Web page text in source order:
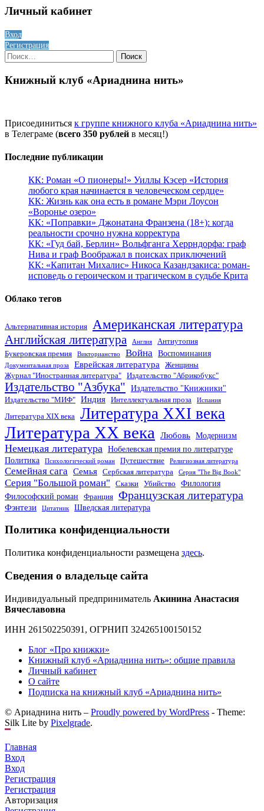
Личный кабинет
Вход
Регистрация
Найти:
Книжный клуб «Ариаднина нить»
Присоединиться к группе книжного клуба «Ариаднина нить»
в Телеграме (всего 350 рублей в месяц!)
Последние публикации
КК: Роман «О пионеры!» Уиллы Кэсер «История
любого края начинается в человеческом сердце»
КК: Жизнь как она есть в романе Мэри Лоусон
«Воронье озеро»
КК: «Поправки» Джонатана Франзена (18+): когда
реальности срочно нужна корректура
КК: «Гуд бай, Берлин» Вольфганга Херрндорфа: граф
Нива и граф Воображал в поисках приключений
КК: «Капитан Михалис» Никоса Казандзакиса: роман-
исповедь о героическом и трагическом в судьбе Крита
Облако тегов
Альтернативная история Американская литература
Английская литература Англия
Антиутопия
Букеровская премия
Викторианство Война Воспоминания
Документальная проза Еврейская литература
Женщины
Журнал "Иностранная литература"
Издательство "Абрикобукс"
Издательство "Азбука" Издательство "Книжники"
Издательство "МИФ" Индия Интеллектуальная проза Испания
Литература XIX века Литература XXI века
Литература XX века Любовь Модернизм
Немецкая литература
Нобелевская премия по литературе
Политика
Психологический роман Путешествие Религиозная литература
Семейная сага Семья Сербская литература Серия "The Big Book"
Серия "Большой роман" Сказки Убийство
Филология
Философский роман
Франция Французская литература
Фэнтези Цитатник Шведская литература
Политика конфиденциальности
Политика конфиденциальности размещена здесь.
Сведения о владельце сайта
Индивидуальный предприниматель Акинина Анастасия
Вячеславовна
ИНН 261502250391, ОГРНИП 324265100150152
Блог «Про книжки»
Книжный клуб «Ариаднина нить»: общие правила
Личный кабинет
О сайте
Подписка на книжный клуб «Ариаднина нить»
© Ариаднина нить – Proudly powered by WordPress - Theme:
Silk Lite by Pixelgrade.
Главная
Вход
Вход
Регистрация
Регистрация
Авторизация